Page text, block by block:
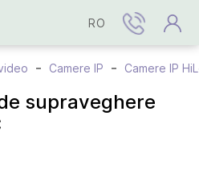
RO
Camere IP Camere IP
supraveghere